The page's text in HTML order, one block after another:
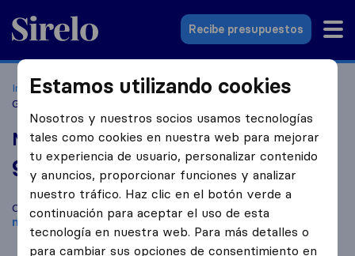
Sirelo.es
Recibe presupuestos
Inicio Empresas de mudanzas Ontinyent
Mudanzas
Gonzalo Gandía
Mudanzas Gonzalo Gandía
9,8 basado en 59
reseñas de Sirelo y Google
i
Compara Mudanzas Gonzalo Gandía con otrasempresas de
mudanzasdeOntinyent
Estamos utilizando cookies
Nosotros y nuestros socios usamos tecnologías
tales como cookies en nuestra web para mejorar
tu experiencia de usuario, personalizar contenido
y anuncios, proporcionar funciones y analizar
nuestro tráfico. Haz clic en el botón verde a
continuación para aceptar el uso de esta
tecnología en nuestra web. Para más detalles o
para cambiar sus opciones de consentimiento en